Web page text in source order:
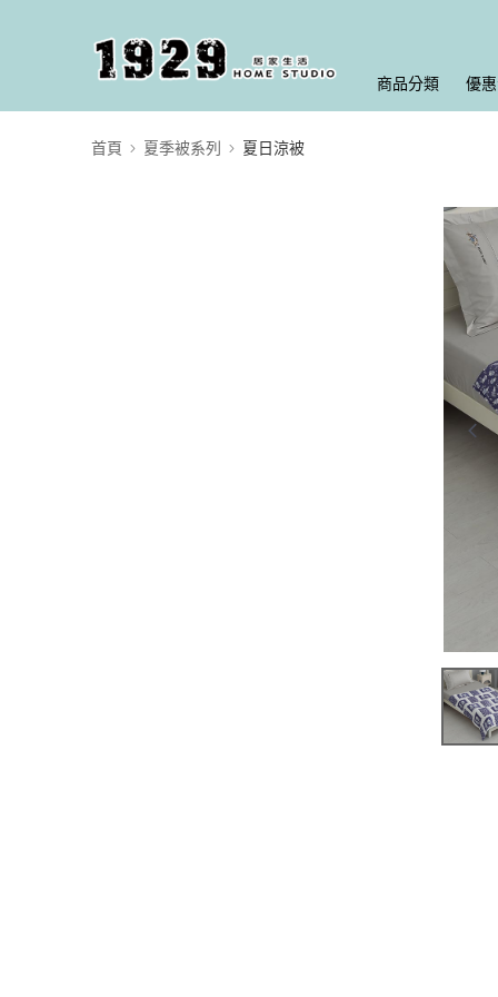
商品分類 優
首頁 夏季被系列 夏日涼被